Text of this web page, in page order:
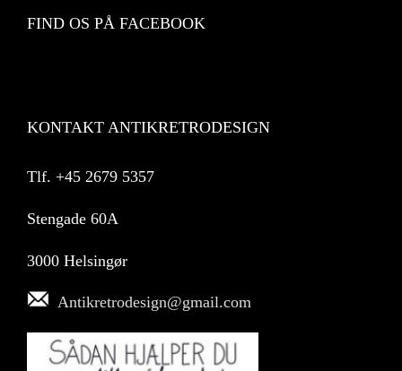
FIND OS PÅ FACEBOOK
KONTAKT ANTIKRETRODESIGN
Tlf. +45 2679 5357
Stengade 60A
3000 Helsingør
Antikretrodesign@gmail.com